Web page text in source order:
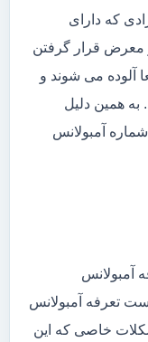
که دارای
معرض قرار گرفتن
آلوده می شوند و
همین دلیل
آمبولانس
آمبولانس
تعرفه آمبولانس
خاصی که این